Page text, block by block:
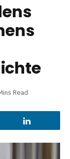
Read